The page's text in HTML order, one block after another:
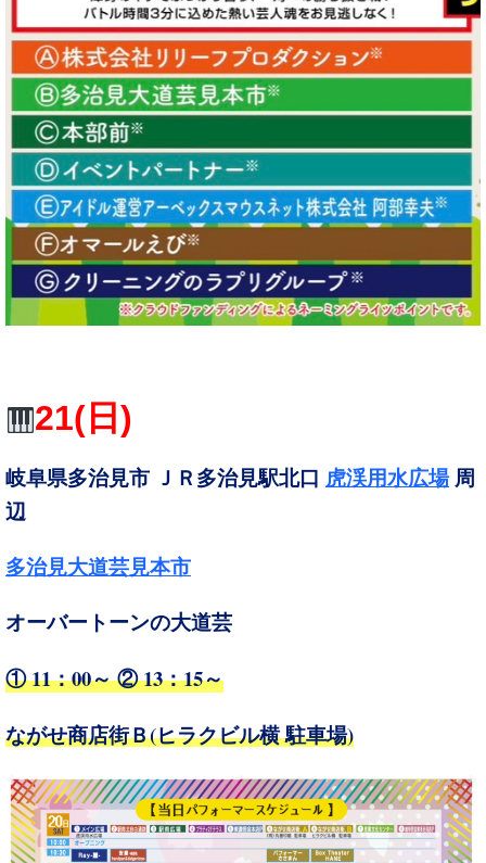
21(日)
岐阜県多治見市 ＪＲ多治見駅北口 虎渓用水広場周
辺
多治見大道芸見本市
オーバートーンの大道芸
① 11：00～ ② 13：15～
ながせ商店街Ｂ(ヒラクビル横 駐車場)